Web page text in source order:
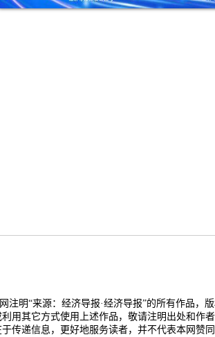
注明“来源：经济导报·经济导报”的所有作品，
用其它方式使用上述作品，敬请注明出处和作
传递信息，更好地服务读者，并不代表本网赞